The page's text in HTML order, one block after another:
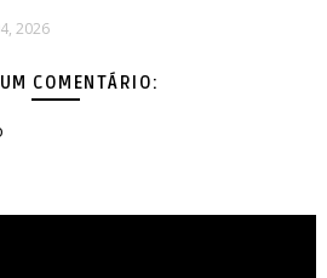
2026
COMENTÁRIO: